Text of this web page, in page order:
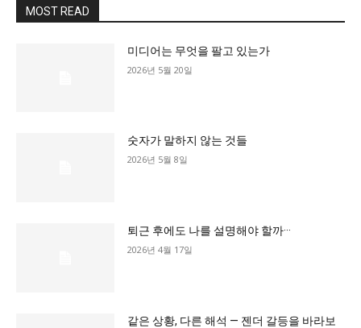
문화
전통문화
교육일반
교육부
MOST READ
미디어는 무엇을 팔고 있는가
2026년 5월 20일
숫자가 말하지 않는 것들
2026년 5월 8일
퇴근 후에도 나를 설명해야 할까···
2026년 4월 17일
같은 상황, 다른 해석 — 젠더 갈등을 바라보